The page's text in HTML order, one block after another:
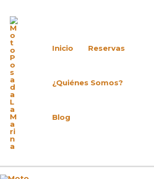
contenido
Inicio
Reservas
¿Quiénes Somos?
Blog